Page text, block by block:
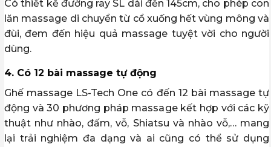
Có thiết kế đường ray SL dài đến 145cm, cho phép con
lăn massage di chuyển từ cổ xuống hết vùng mông và
đùi, đem đến hiệu quả massage tuyệt vời cho người
dùng.
4. Có 12 bài massage tự động
Ghế massage LS-Tech One có đến 12 bài massage tự
động và 30 phương pháp massage kết hợp với các kỹ
thuật như nhào, đấm, vỗ, Shiatsu và nhào vỗ,… mang
lại trải nghiệm đa dạng và ai cũng có thể sử dụng